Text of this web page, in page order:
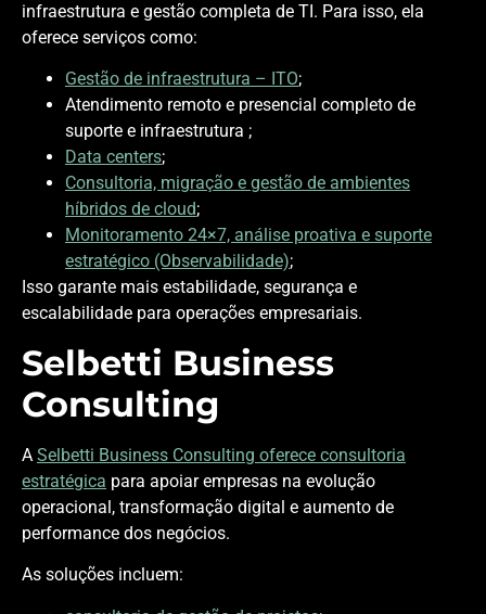
infraestrutura e gestão completa de TI. Para isso, ela
oferece serviços como:
Gestão de infraestrutura – ITO;
Atendimento remoto e presencial completo de
suporte e infraestrutura ;
Data centers;
Consultoria, migração e gestão de ambientes
híbridos de cloud;
Monitoramento 24×7, análise proativa e suporte
estratégico (Observabilidade);
Isso garante mais estabilidade, segurança e
escalabilidade para operações empresariais.
Selbetti Business
Consulting
A Selbetti Business Consulting oferece consultoria
estratégica para apoiar empresas na evolução
operacional, transformação digital e aumento de
performance dos negócios.
As soluções incluem: